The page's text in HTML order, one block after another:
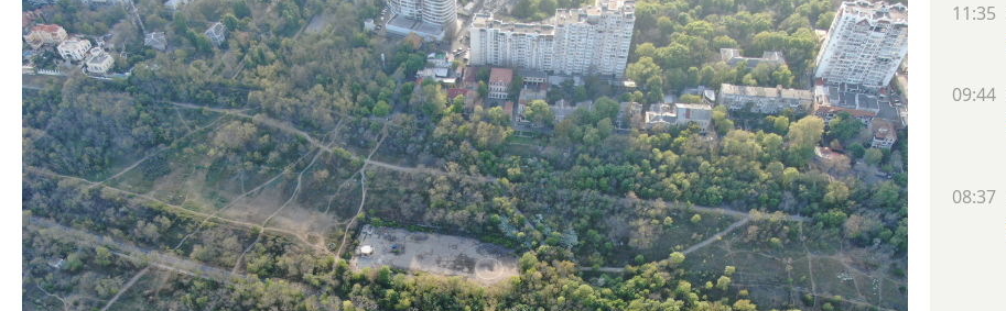
11:35
09:44
08:37